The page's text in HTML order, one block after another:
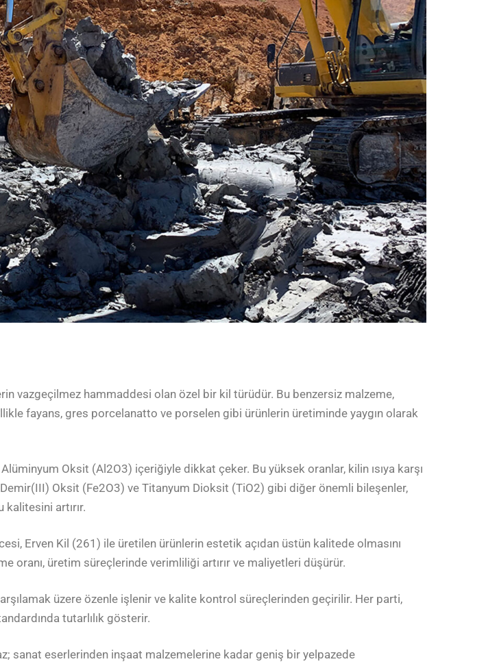
vazgeçilmez hammaddesi olan özel bir kil türüdür. Bu benzersiz malzeme,
fayans, gres porcelanatto ve porselen gibi ürünlerin üretiminde yaygın olarak
Oksit (Al2O3) içeriğiyle dikkat çeker. Bu yüksek oranlar, kilin ısıya karşı
Oksit (Fe2O3) ve Titanyum Dioksit (TiO2) gibi diğer önemli bileşenler,
artırır.
Erven Kil (261) ile üretilen ürünlerin estetik açıdan üstün kalitede olmasını
oranı, üretim süreçlerinde verimliliği artırır ve maliyetleri düşürür.
üzere özenle işlenir ve kalite kontrol süreçlerinden geçirilir. Her parti,
tutarlılık gösterir.
sanat eserlerinden inşaat malzemelerine kadar geniş bir yelpazede